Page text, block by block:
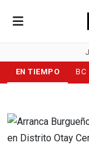
EN TIEMPO BC